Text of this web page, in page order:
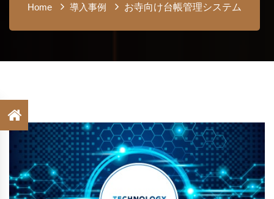
Home 導入事例 お寺向け台帳管理システム